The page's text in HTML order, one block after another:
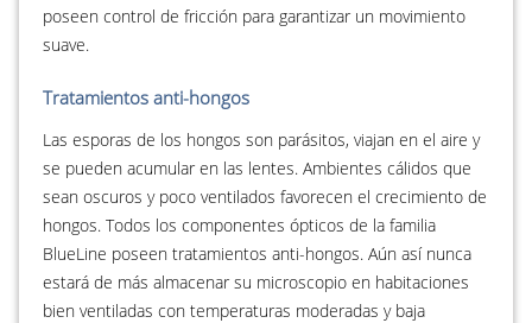
poseen control de fricción para garantizar un movimiento
suave.
Tratamientos anti-hongos
Las esporas de los hongos son parásitos, viajan en el aire y
se pueden acumular en las lentes. Ambientes cálidos que
sean oscuros y poco ventilados favorecen el crecimiento de
hongos. Todos los componentes ópticos de la familia
BlueLine poseen tratamientos anti-hongos. Aún así nunca
estará de más almacenar su microscopio en habitaciones
bien ventiladas con temperaturas moderadas y baja